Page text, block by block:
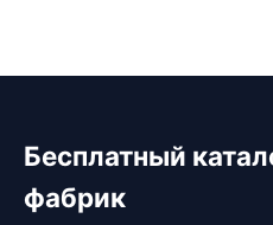
Бесплатный
фабрик